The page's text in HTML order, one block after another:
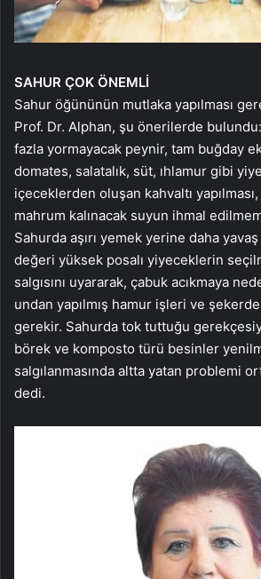
SAHUR ÇOK ÖNEMLİ
Sahur öğününün mutlaka yapılması
Prof. Dr. Alphan, şu önerilerde
fazla yormayacak peynir, tam buğday
domates, salatalık, süt, ıhlamur gibi
içeceklerden oluşan kahvaltı
mahrum kalınacak suyun ihmal
Sahurda aşırı yemek yerine daha
değeri yüksek posalı yiyeceklerin
salgısını uyararak, çabuk acıkmaya
undan yapılmış hamur işleri ve
gerekir. Sahurda tok tuttuğu
börek ve komposto türü besinler
salgılanmasında altta yatan problemi
dedi.